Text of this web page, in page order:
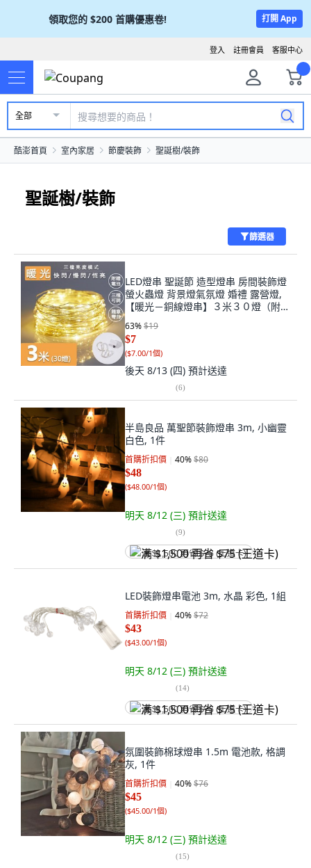
領取您的 $200 首購優惠卷! 打開 App
客服中心
註冊會員
登入
全部
酷澎首頁 室內家居 節慶裝飾 聖誕樹/裝飾
聖誕樹/裝飾
篩選器
LED燈串 聖誕節 造型燈串 房間裝飾燈
螢火蟲燈 背景燈氣氛燈 婚禮 露營燈,
【暖光－銅線燈串】３米３０燈（附電
池）, 1個
63%$19
$7
($7.00/1個)
後天 8/13 (四) 預計送達
(6)
半島良品 萬聖節裝飾燈串 3m, 小幽靈
白色, 1件
首購折扣價 40%$80
$48
($48.00/1個)
明天 8/12 (三) 預計送達
(9)
满 $1,500 再省 $75 (王道卡)
LED裝飾燈串電池 3m, 水晶 彩色, 1組
首購折扣價 40%$72
$43
($43.00/1個)
明天 8/12 (三) 預計送達
(14)
满 $1,500 再省 $75 (王道卡)
氛圍裝飾棉球燈串 1.5m 電池款, 格調
灰, 1件
首購折扣價 40%$76
$45
($45.00/1個)
明天 8/12 (三) 預計送達
(15)